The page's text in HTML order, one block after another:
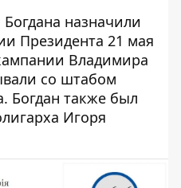
назначили
Президента 21 мая
Владимира
со штабом
Богдан также был
Игоря